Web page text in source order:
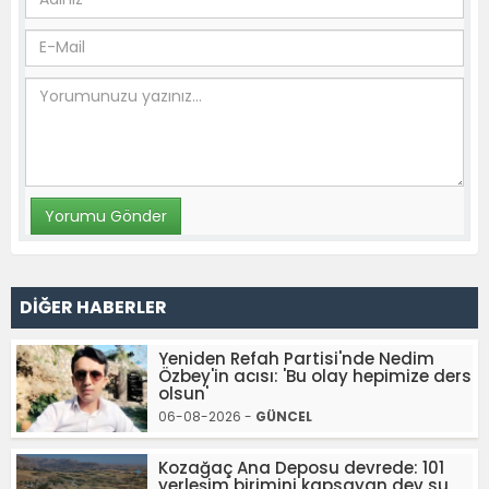
DİĞER HABERLER
Yeniden Refah Partisi'nde Nedim
Özbey'in acısı: 'Bu olay hepimize ders
olsun'
06-08-2026 - GÜNCEL
Kozağaç Ana Deposu devrede: 101